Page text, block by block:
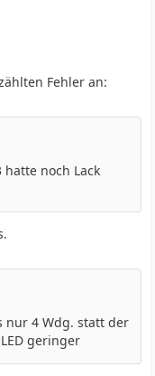
Fehler an:
hatte noch Lack
nur 4 Wdg. statt der
geringer